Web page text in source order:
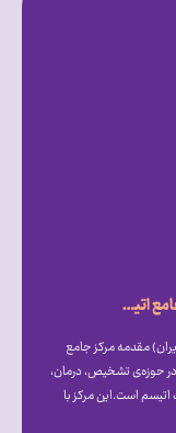
فراخوان طراحی سازه‌های مفهومی داخلی مرکز جامع اتیسم ایران روایتی از امید، تفاوت و درک متقابل
مقدمه مرکز جامع
حوزه‌ی تشخیص، درمان،
است.این مرکز با